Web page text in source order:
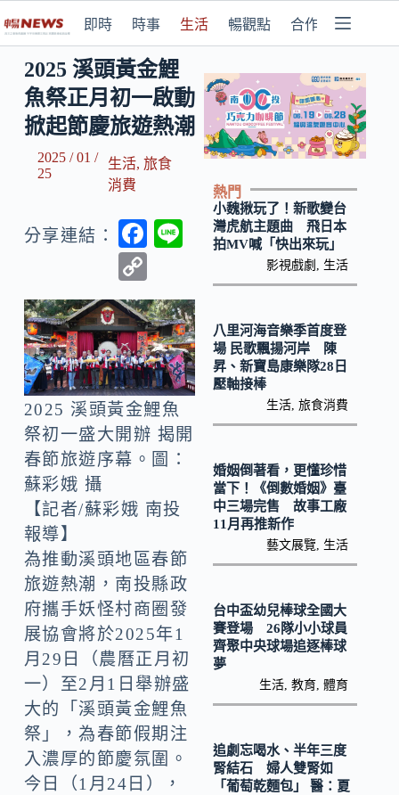
即時 時事 生活 暢觀點 合作媒體
2025 溪頭黃金鯉
魚祭正月初一啟動
掀起節慶旅遊熱潮
2025 / 01 /
25
生活, 旅食
消費
分享連結：
F
b
o
o
k
o
p
y
Li
n
k
2025 溪頭黃金鯉魚
祭初一盛大開辦 揭開
春節旅遊序幕。圖：
蘇彩娥 攝
【記者/蘇彩娥 南投
報導】
為推動溪頭地區春節
旅遊熱潮，南投縣政
府攜手妖怪村商圈發
展協會將於2025年1
月29日（農曆正月初
一）至2月1日舉辦盛
大的「溪頭黃金鯉魚
祭」，為春節假期注
入濃厚的節慶氛圍。
今日（1月24日），
熱門
小魏揪玩了！新歌變台
灣虎航主題曲 飛日本
拍MV喊「快出來玩」
影視戲劇 生活
八里河海音樂季首度登
場 民歌飄揚河岸 陳
昇、新寶島康樂隊28日
壓軸接棒
生活 ,旅食消費
婚姻倒著看，更懂珍惜
當下！《倒數婚姻》臺
中三場完售 故事工廠
11月再推新作
藝文展覽 生活
台中盃幼兒棒球全國大
賽登場 26隊小小球員
齊聚中央球場追逐棒球
夢
生活 ,教育 ,體育
追劇忘喝水、半年三度
腎結石 婦人雙腎如
「葡萄乾麵包」 醫：夏